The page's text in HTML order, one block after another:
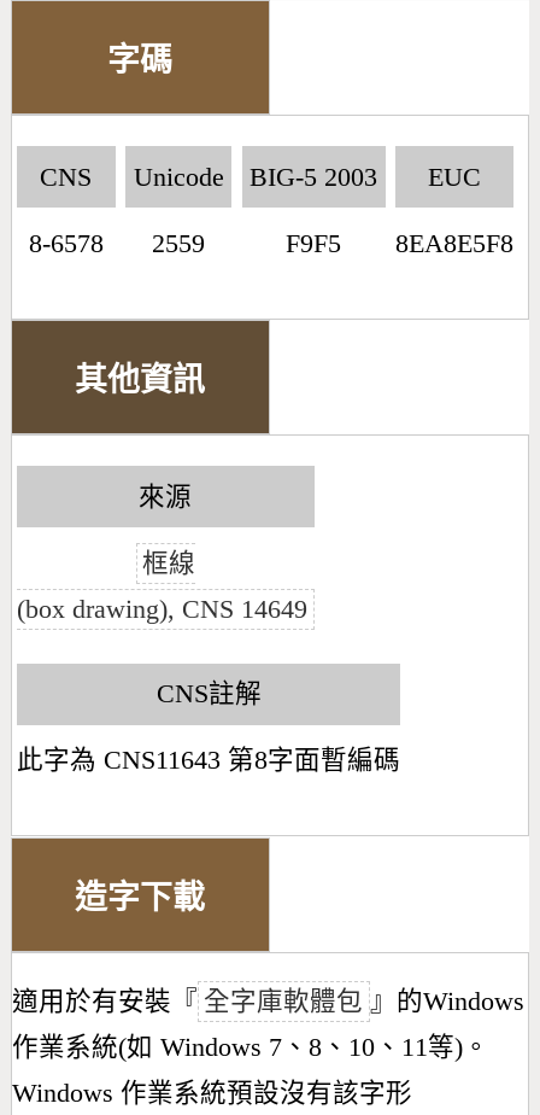
字碼
CNS
8-6578
Unicode
2559
BIG-5 2003
F9F5
EUC
8EA8E5F8
其他資訊
來源
框線
(box drawing), CNS 14649
CNS註解
此字為 CNS11643 第8字面暫編碼
造字下載
適用於有安裝『 全字庫軟體包 』的Windows
作業系統(如 Windows 7、8、10、11等)。
Windows 作業系統預設沒有該字形